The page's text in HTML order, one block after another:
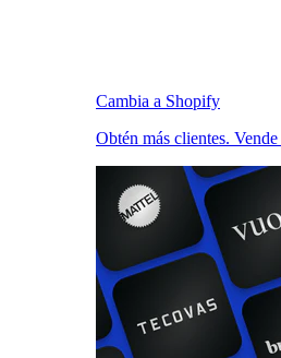
Cambia a Shopify
Obtén más clientes. Vende